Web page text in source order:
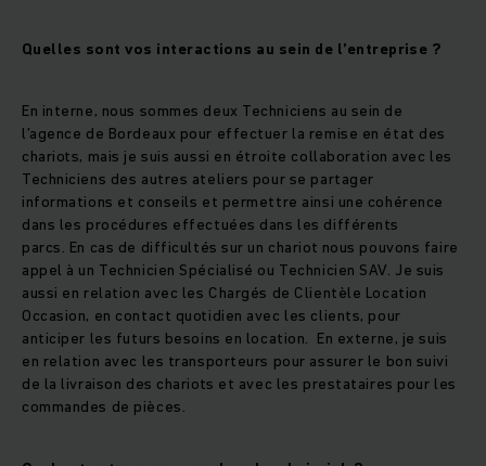
Quelles sont vos interactions au sein de l’entreprise ?
En interne, nous sommes deux Techniciens au sein de
l’agence de Bordeaux pour effectuer la remise en état des
chariots, mais je suis aussi en étroite collaboration avec les
Techniciens des autres ateliers pour se partager
informations et conseils et permettre ainsi une cohérence
dans les procédures effectuées dans les différents
parcs. En cas de difficultés sur un chariot nous pouvons faire
appel à un Technicien Spécialisé ou Technicien SAV. Je suis
aussi en relation avec les Chargés de Clientèle Location
Occasion, en contact quotidien avec les clients, pour
anticiper les futurs besoins en location. En externe, je suis
en relation avec les transporteurs pour assurer le bon suivi
de la livraison des chariots et avec les prestataires pour les
commandes de pièces.